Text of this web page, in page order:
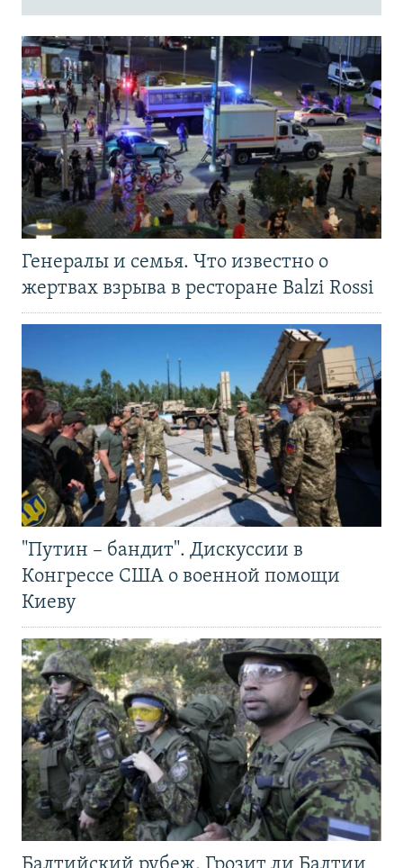
Генералы и семья. Что известно о
жертвах взрыва в ресторане Balzi Rossi
"Путин – бандит". Дискуссии в
Конгрессе США о военной помощи
Киеву